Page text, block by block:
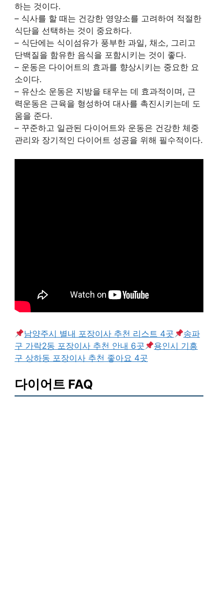
하는 것이다.
– 식사를 할 때는 건강한 영양소를 고려하여 적절한
식단을 선택하는 것이 중요하다.
– 식단에는 식이섬유가 풍부한 과일, 채소, 그리고
단백질을 함유한 음식을 포함시키는 것이 좋다.
– 운동은 다이어트의 효과를 향상시키는 중요한 요
소이다.
– 유산소 운동은 지방을 태우는 데 효과적이며, 근
력운동은 근육을 형성하여 대사를 촉진시키는데 도
움을 준다.
– 꾸준하고 일관된 다이어트와 운동은 건강한 체중
관리와 장기적인 다이어트 성공을 위해 필수적이다.
남양주시 별내 포장이사 추천 리스트 4곳
송파
구 가락2동 포장이사 추천 안내 6곳
용인시 기흥
구 상하동 포장이사 추천 좋아요 4곳
다이어트 FAQ